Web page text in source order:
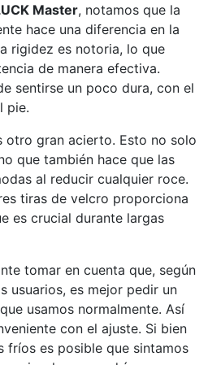
Master, notamos que la
hace una diferencia en la
rigidez es notoria, lo que
de manera efectiva.
sentirse un poco dura, con el
pie.
otro gran acierto. Esto no solo
que también hace que las
al reducir cualquier roce.
tiras de velcro proporciona
es crucial durante largas
tomar en cuenta que, según
usuarios, es mejor pedir un
usamos normalmente. Así
con el ajuste. Si bien
fríos es posible que sintamos